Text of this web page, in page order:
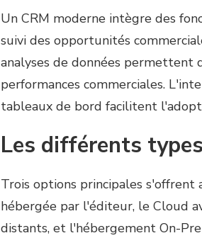
Un CRM moderne intègre des
suivi des opportunités
analyses de données permettent
performances commerciales.
tableaux de bord facilitent
Les différents
Trois options principales s'offrent
hébergée par l'éditeur, le Cloud
distants, et l'hébergement On-